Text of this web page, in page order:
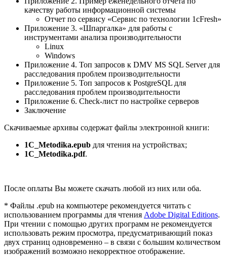
качеству работы информационной системы
Отчет по сервису «Сервис по технологии 1cFresh»
Приложение 3. «Шпаргалка» для работы с
инструментами анализа производительности
Linux
Windows
Приложение 4. Топ запросов к DMV MS SQL Server для
расследования проблем производительности
Приложение 5. Топ запросов к PostgreSQL для
расследования проблем производительности
Приложение 6. Check-лист по настройке серверов
Заключение
Cкачиваемые архивы содержат файлы электронной книги:
1C_Metodika.epub для чтения на устройствах;
1C_Metodika.pdf.
После оплаты Вы можете скачать любой из них или оба.
* Файлы .epub на компьютере рекомендуется читать с
использованием программы для чтения Adobe Digital Editions.
При чтении с помощью других программ не рекомендуется
использовать режим просмотра, предусматривающий показ
двух страниц одновременно – в связи с большим количеством
изображений возможно некорректное отображение.